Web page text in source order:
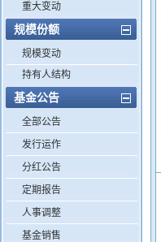
重大变动
规模份额
规模变动
持有人结构
基金公告
全部公告
发行运作
分红公告
定期报告
人事调整
基金销售